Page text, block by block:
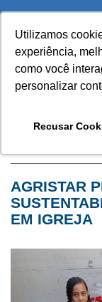
Utilizamos
experiência,
como você
personalizar
Recusar
to Content
AGRISTAR
EM IGREJA